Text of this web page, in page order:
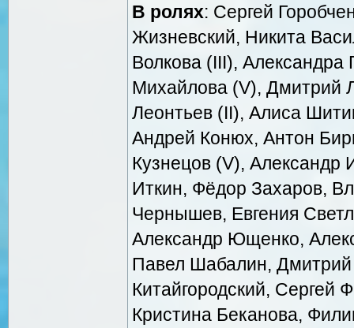
В ролях: Сергей
Жизневский, Никита
Волкова (III),
Михайлова (V), Дмитрий
Леонтьев (II), Алиса
Андрей Конюх, Антон
Кузнецов (V), Александр
Иткин, Фёдор Захаров,
Чернышев, Евгения
Александр Ющенко,
Павел Шабалин,
Китайгородский, Сергей
Кристина Беканова,